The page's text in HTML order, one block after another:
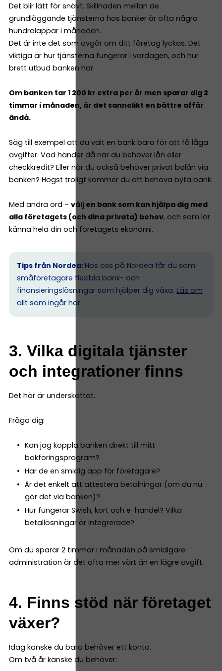
Det blir lätt för snävt. Skillnaden mellan de
grundläggande tjänsterna hos banker är ofta några
hundralappar i månaden.
Det är inte det som avgör om ditt företag lyckas. Det
viktiga är hur tjänsterna fungerar i vardagen, och hur
brett utbud banken har.
Om banken tar 1 200 kr extra per år men sparar dig 2
timmar i månaden, är det sannolikt en bättre affär
ändå.
Säg till exempel att du valt en bank bara för att få låga
avgifter. Vad händer då när du behöver lån eller
checkkredit? Eller när du också behöver privat bolån via
banken? Högst troligt kommer du att behöva byta bank.
Med andra ord – välj en bank som kan hjälpa dig med
alla företagets (och dina privata) behov, och som lär
känna hela din och företagets ekonomi.
Tips från Nordea: Hos oss på Nordea får du som
småföretagare flexibla bank- och
finansieringslösningar som hjälper dig växa. Läs om
allt som ingår här.
3. Vilka digitala tjänster
och integrationer finns
Det här är underskattat.
Fråga dig:
Kan jag koppla banken direkt till mitt
bokföringsprogram?
Har de en smidig app för företagare?
Är det enkelt att attestera betalningar (om du nu
gör det via banken)?
Hur fungerar Swish, kort och e-handel? Vilka
betallösningar är integrerade?
Om du sparar 2 timmar i månaden på smidigare
administration är det ofta mer värt än en lägre avgift.
4. Finns stöd när företaget
växer?
Idag kanske du bara behöver ett konto.
Om två år kanske du behöver: